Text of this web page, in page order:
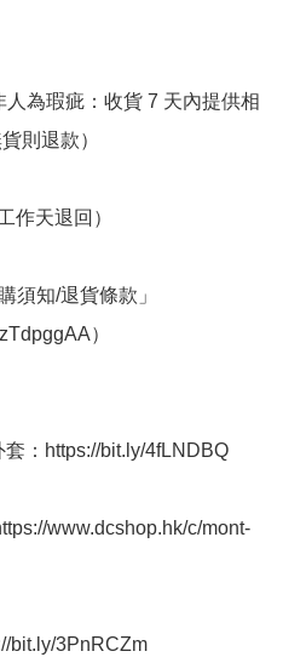
為瑕疵：收貨 7 天內提供相
則退款）
作天退回）
須知/退貨條款」
）
：https://bit.ly/4fLNDBQ
www.dcshop.hk/c/mont-
bit.ly/3PnRCZm